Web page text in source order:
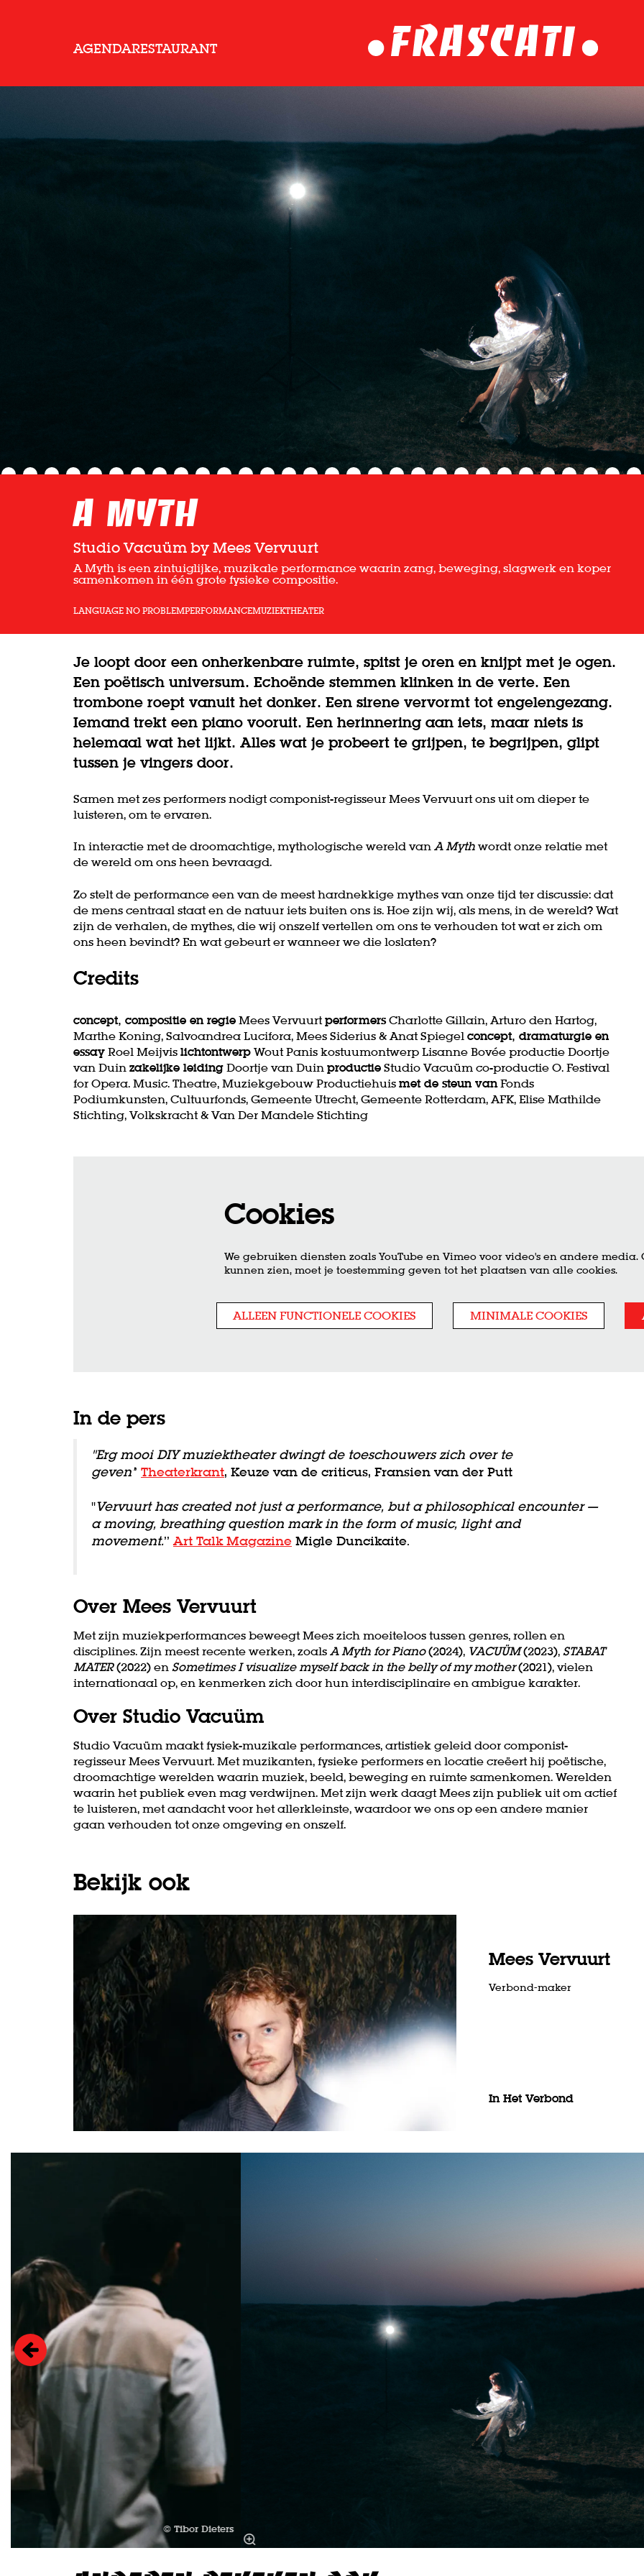
AGENDARESTAURANT
A Myth
Studio Vacuüm by Mees Vervuurt
A Myth is een zintuiglijke, muzikale performance waarin zang, beweging, slagwerk en koper
samenkomen in één grote fysieke compositie.
LANGUAGE NO PROBLEMPERFORMANCEMUZIEKTHEATER
Je loopt door een onherkenbare ruimte, spitst je oren en knijpt met je ogen.
Een poëtisch universum. Echoënde stemmen klinken in de verte. Een
trombone roept vanuit het donker. Een sirene vervormt tot engelengezang.
Iemand trekt een piano vooruit. Een herinnering aan iets, maar niets is
helemaal wat het lijkt. Alles wat je probeert te grijpen, te begrijpen, glipt
tussen je vingers door.
Samen met zes performers nodigt componist-regisseur Mees Vervuurt ons uit om dieper te
luisteren, om te ervaren.
In interactie met de droomachtige, mythologische wereld van A Mythwordt onze relatie met
de wereld om ons heen bevraagd.
Zo stelt de performance een van de meest hardnekkige mythes van onze tijd ter discussie: dat
de mens centraal staat en de natuur iets buiten ons is. Hoe zijn wij, als mens, in de wereld? Wat
zijn de verhalen, de mythes, die wij onszelf vertellen om ons te verhouden tot wat er zich om
ons heen bevindt? En wat gebeurt er wanneer we die loslaten?
Credits
concept, compositie en regie Mees Vervuurt performersCharlotte Gillain, Arturo den Hartog,
Marthe Koning, Salvoandrea Lucifora, Mees Siderius & Anat Spiegel concept, dramaturgie en
essay Roel Meijvis lichtontwerp Wout Panis kostuumontwerp Lisanne Bovée productie Doortje
van Duin zakelijke leiding Doortje van Duin productie Studio Vacuüm co-productie O. Festival
for Opera. Music. Theatre, Muziekgebouw Productiehuis met de steun vanFonds
Podiumkunsten, Cultuurfonds, Gemeente Utrecht, Gemeente Rotterdam, AFK, Elise Mathilde
Stichting, Volkskracht & Van Der Mandele Stichting
Cookies
We gebruiken diensten zoals YouTube en Vimeo voor video's en andere media.
kunnen zien, moet je toestemming geven tot het plaatsen van alle cookies.
ALLEEN FUNCTIONELE COOKIES MINIMALE COOKIES
In de pers
"Erg mooi DIY muziektheater dwingt de toeschouwers zich over te
geven’’ Theaterkrant, Keuze van de criticus, Fransien van der Putt
"Vervuurt has created not just a performance, but a philosophical encounter —
a moving, breathing question mark in the form of music, light and
movement.’’Art Talk Magazine Migle Duncikaite.
Over Mees Vervuurt
Met zijn muziekperformances beweegt Mees zich moeiteloos tussen genres, rollen en
disciplines. Zijn meest recente werken, zoals A Myth for Piano(2024), VACUÜM(2023), STABAT
MATER(2022) en Sometimes I visualize myself back in the belly of my mother(2021), vielen
internationaal op, en kenmerken zich door hun interdisciplinaire en ambigue karakter.
Over Studio Vacuüm
Studio Vacuüm maakt fysiek-muzikale performances, artistiek geleid door componist-
regisseur Mees Vervuurt. Met muzikanten, fysieke performers en locatie creëert hij poëtische,
droomachtige werelden waarin muziek, beeld, beweging en ruimte samenkomen. Werelden
waarin het publiek even mag verdwijnen. Met zijn werk daagt Mees zijn publiek uit om actief
te luisteren, met aandacht voor het allerkleinste, waardoor we ons op een andere manier
gaan verhouden tot onze omgeving en onszelf.
Bekijk ook
Mees Vervuurt
Verbond-maker
In Het Verbond
© Tibor Dieters